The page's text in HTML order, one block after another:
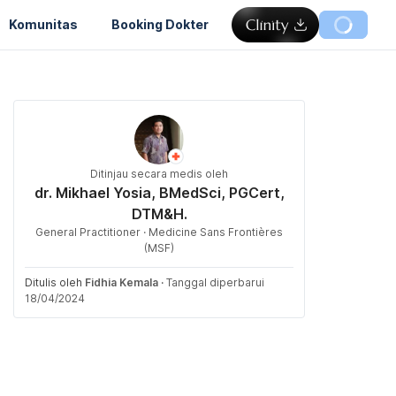
Komunitas Booking Dokter
Ditinjau secara medis oleh
dr. Mikhael Yosia, BMedSci, PGCert,
DTM&H.
General Practitioner · Medicine Sans Frontières
(MSF)
Ditulis oleh Fidhia Kemala · Tanggal diperbarui
18/04/2024